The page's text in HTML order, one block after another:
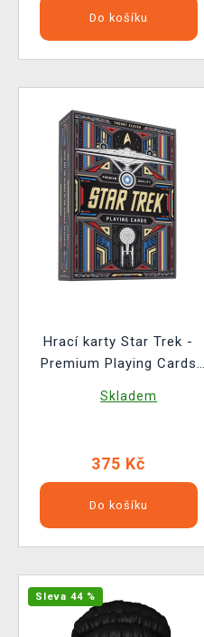
Do košíku
Hrací karty Star Trek -
Premium Playing Cards
Skladem
375 Kč
Do košíku
Sleva 44 %